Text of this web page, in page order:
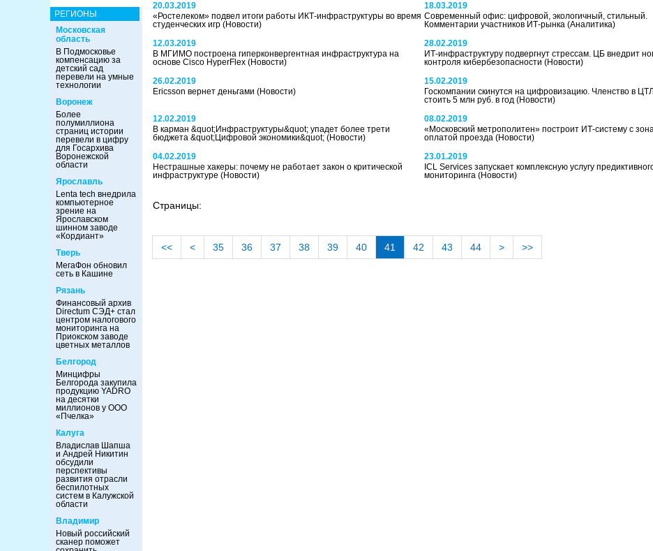
РЕГИОНЫ
Московская
область
В Подмосковье
компенсацию за
детский сад
перевели на умные
технологии
Воронеж
Более
полумиллиона
страниц истории
перевели в цифру
для Госархива
Воронежской
области
Ярославль
Lenta tech внедрила
компьютерное
зрение на
Ярославском
шинном заводе
«Кордиант»
Тверь
МегаФон обновил
сеть в Кашине
Рязань
Финансовый архив
Directum СЭД+ стал
центром налогового
мониторинга на
Приокском заводе
цветных металлов
Белгород
Минцифры
Белгорода закупила
продукцию YADRO
на десятки
миллионов у ООО
«Пчелка»
Калуга
Владислав Шапша
и Андрей Никитин
обсудили
перспективы
развития отрасли
беспилотных
систем в Калужской
области
Владимир
Новый российский
сканер поможет
20.03.2019
«Ростелеком» подвел итоги работы ИКТ-инфраструктуры во время
студенческих игр (Новости)
18.03.2019
Современный офис: цифровой, экологичный, стильный.
Комментарии участников ИТ-рынка (Аналитика)
12.03.2019
В МГИМО построена гиперконвергентная инфраструктура на
основе Cisco HyperFlex (Новости)
28.02.2019
ИТ-инфраструктуру подвергнут стрессам. ЦБ внедрит
контроля кибербезопасности (Новости)
26.02.2019
Ericsson вернет деньгами (Новости)
15.02.2019
Госкомпании скинутся на цифровизацию. Членство в
стоить 5 млн руб. в год (Новости)
12.02.2019
В карман &quot;Инфраструктуры&quot; упадет более трети
бюджета &quot;Цифровой экономики&quot; (Новости)
08.02.2019
«Московский метрополитен» построит ИТ-систему с
оплатой проезда (Новости)
04.02.2019
Нестрашные хакеры: почему не работает закон о критической
инфраструктуре (Новости)
23.01.2019
ICL Services запускает комплексную услугу
мониторинга (Новости)
Страницы:
<< < 35 36 37 38 39 40 41 42 43 44 > >>